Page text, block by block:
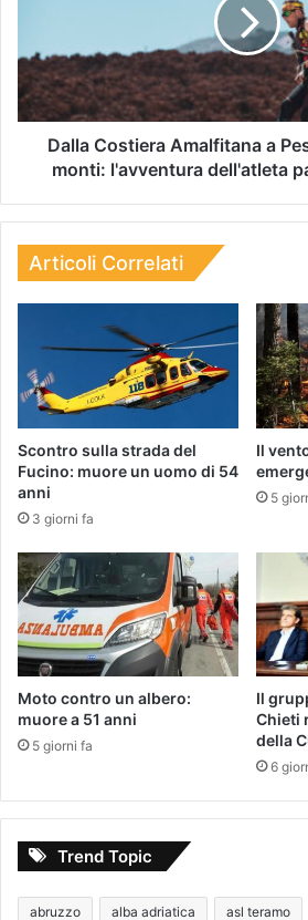
Dalla Costiera Amalfitana a
monti: l'avventura dell'atleta
Articoli Correlati
Scontro sulla strada del
Fucino: muore un uomo di 54
anni
3 giorni fa
Il
5
Moto contro un albero:
muore a 51 anni
5 giorni fa
Il
Chieti
della
6
Trend Topic
abruzzo alba adriatica asl teramo